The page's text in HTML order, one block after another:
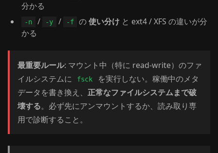
分かる
-n / -y / -f の使い分け と ext4 / XFS の違いが分
かる
最重要ルール: マウント中（特に read-write）のファ
イルシステムに
fsck
を実行しない。稼働中のメタ
データを書き換え、 正常なファイルシステムまで破
壊する。必ず先にアンマウントするか、読み取り専
用で診断すること。